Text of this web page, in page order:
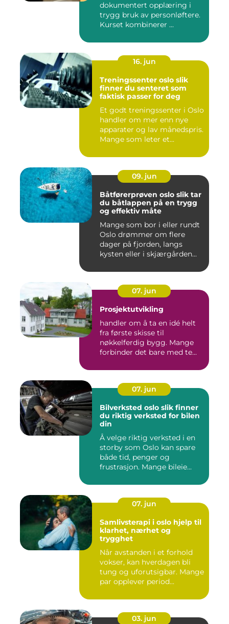
dokumentert opplæring i
trygg bruk av personløftere.
Kurset kombinerer ...
16. jun
Treningssenter oslo slik
finner du senteret som
faktisk passer for deg
Et godt treningssenter i Oslo
handler om mer enn nye
apparater og lav månedspris.
Mange som leter et...
09. jun
Båtførerprøven oslo slik tar
du båtlappen på en trygg
og effektiv måte
Mange som bor i eller rundt
Oslo drømmer om flere
dager på fjorden, langs
kysten eller i skjærgården...
07. jun
Prosjektutvikling
handler om å ta en idé helt
fra første skisse til
nøkkelferdig bygg. Mange
forbinder det bare med te...
07. jun
Bilverksted oslo slik finner
du riktig verksted for bilen
din
Å velge riktig verksted i en
storby som Oslo kan spare
både tid, penger og
frustrasjon. Mange bileie...
07. jun
Samlivsterapi i oslo hjelp til
klarhet, nærhet og
trygghet
Når avstanden i et forhold
vokser, kan hverdagen bli
tung og uforutsigbar. Mange
par opplever period...
03. jun